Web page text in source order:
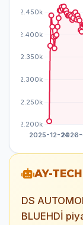
AY-
DS
BLUEHDİ